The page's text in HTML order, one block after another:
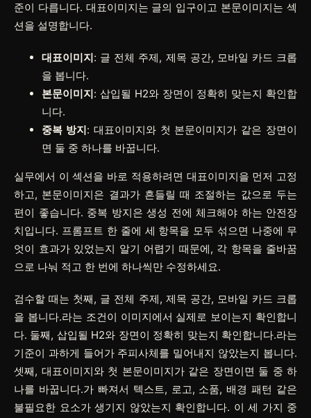
준이 다릅니다. 대표이미지는 글의 입구이고 본문이미지는 섹
션을 설명합니다.
대표이미지: 글 전체 주제, 제목 공간, 모바일 카드 크롭
을 봅니다.
본문이미지: 삽입될 H2와 장면이 정확히 맞는지 확인합
니다.
중복 방지: 대표이미지와 첫 본문이미지가 같은 장면이
면 둘 중 하나를 바꿉니다.
실무에서 이 섹션을 바로 적용하려면 대표이미지을 먼저 고정
하고, 본문이미지은 결과가 흔들릴 때 조절하는 값으로 두는
편이 좋습니다. 중복 방지은 생성 전에 체크해야 하는 안전장
치입니다. 프롬프트 한 줄에 세 항목을 모두 섞으면 나중에 무
엇이 효과가 있었는지 알기 어렵기 때문에, 각 항목을 줄바꿈
으로 나눠 적고 한 번에 하나씩만 수정하세요.
검수할 때는 첫째, 글 전체 주제, 제목 공간, 모바일 카드 크롭
을 봅니다.라는 조건이 이미지에서 실제로 보이는지 확인합니
다. 둘째, 삽입될 H2와 장면이 정확히 맞는지 확인합니다.라는
기준이 과하게 들어가 주피사체를 밀어내지 않았는지 봅니다.
셋째, 대표이미지와 첫 본문이미지가 같은 장면이면 둘 중 하
나를 바꿉니다.가 빠져서 텍스트, 로고, 소품, 배경 패턴 같은
불필요한 요소가 생기지 않았는지 확인합니다. 이 세 가지 중